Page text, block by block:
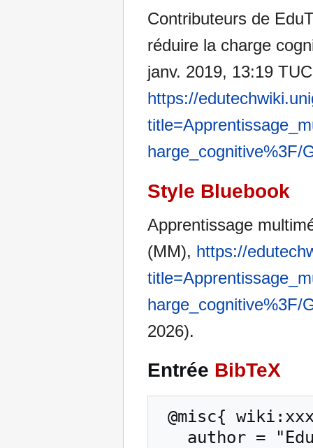
Contributeurs de
réduire la charge
janv. 2019, 13:19
https://
harge_cognitive%3F/
Style Bluebook
Apprentissage
(MM), https://
harge_cognitive%3F/
2026).
Entrée BibTeX